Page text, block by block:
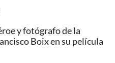
y fotógrafo de la
Boix en su película